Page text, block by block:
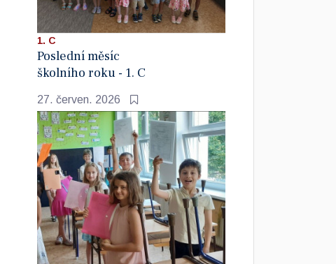
1. C
Poslední měsíc
školního roku - 1. C
27. červen. 2026